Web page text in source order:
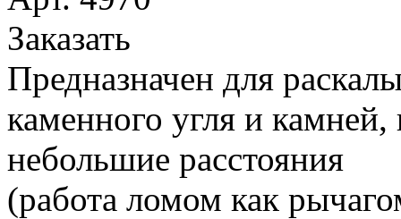
Заказать
Предназначен для
каменного угля и
небольшие расстояния
(работа ломом как